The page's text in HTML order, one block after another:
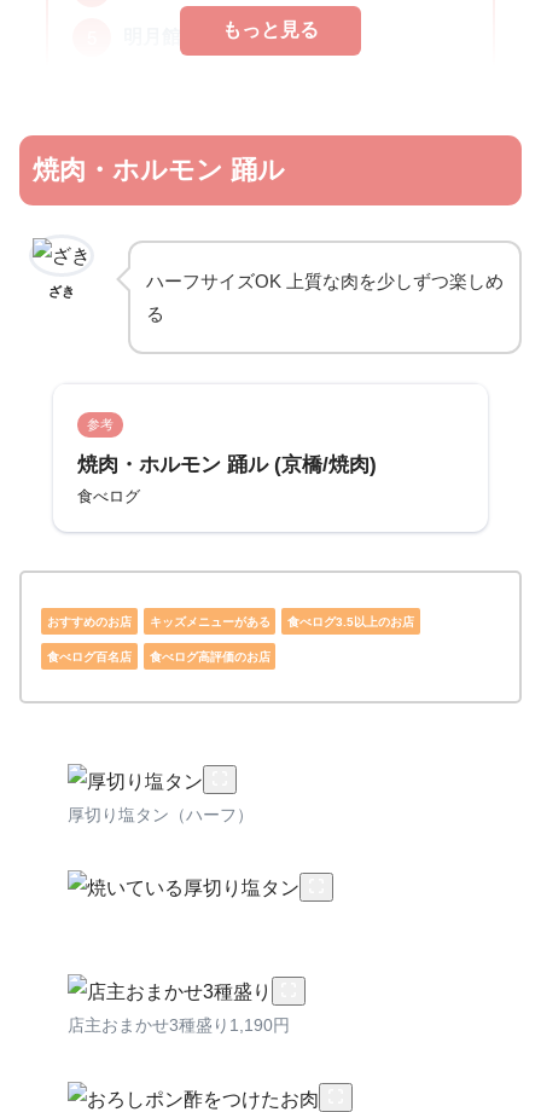
明月館 京橋店
焼肉ごぶ
もっと見る
焼肉・ホルモン 踊ル
ざき
ハーフサイズOK 上質な肉を少しずつ楽しめ
る
参考
焼肉・ホルモン 踊ル (京橋/焼肉)
食べログ
おすすめのお店 キッズメニューがある 食べログ3.5以上のお店
食べログ百名店 食べログ高評価のお店
厚切り塩タン（ハーフ）
店主おまかせ3種盛り1,190円